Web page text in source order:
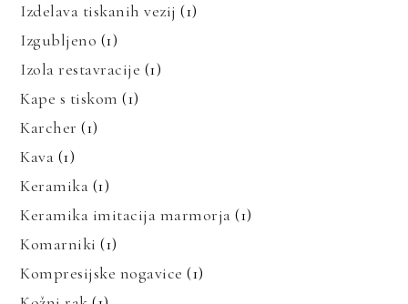
Izdelava tiskanih vezij (1)
Izgubljeno (1)
Izola restavracije (1)
Kape s tiskom (1)
Karcher (1)
Kava (1)
Keramika (1)
Keramika imitacija marmorja (1)
Komarniki (1)
Kompresijske nogavice (1)